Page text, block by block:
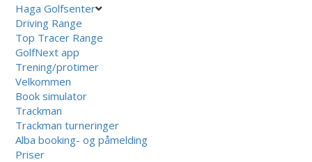
Haga Golfsenter
Driving Range
Top Tracer Range
GolfNext app
Trening/protimer
Velkommen
Book simulator
Trackman
Trackman turneringer
Alba booking- og påmelding
Priser